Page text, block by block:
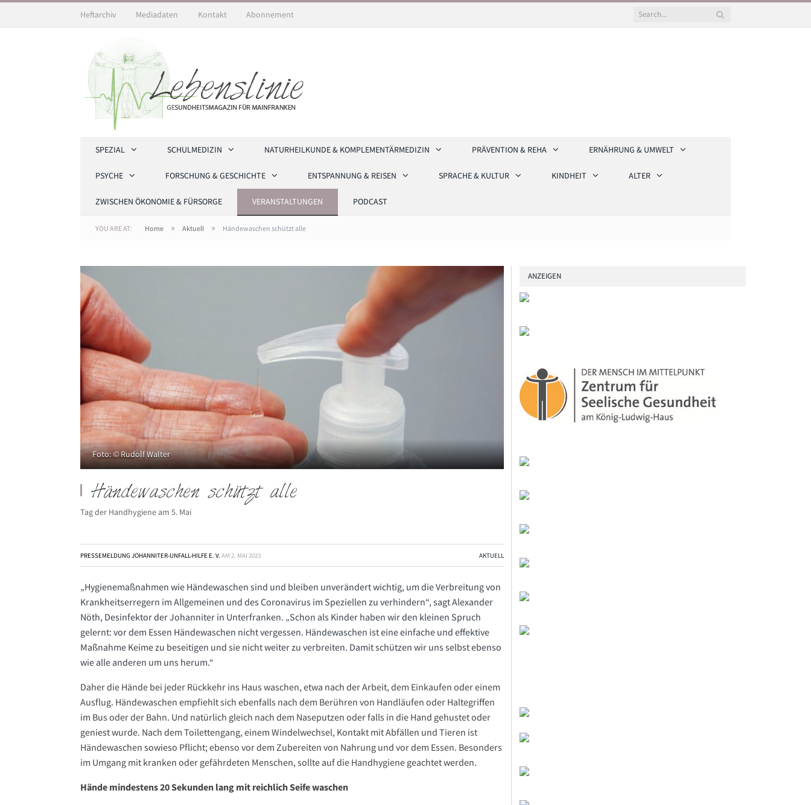
Heftarchiv Mediadaten Kontakt Abonnement
SPEZIAL SCHULMEDIZIN NATURHEILKUNDE & KOMPLEMENTÄRMEDIZIN PRÄVENTION & REHA ERNÄHRUNG & UMWELT
PSYCHE FORSCHUNG & GESCHICHTE ENTSPANNUNG & REISEN SPRACHE & KULTUR KINDHEIT ALTER
ZWISCHEN ÖKONOMIE & FÜRSORGE VERANSTALTUNGEN PODCAST
YOU ARE AT: Home » Aktuell » Händewaschen schützt alle
Foto: © Rudolf Walter
Händewaschen schützt alle
Tag der Handhygiene am 5. Mai
PRESSEMELDUNG JOHANNITER-UNFALL-HILFE E. V. AM 2. MAI 2023 AKTUELL
„Hygienemaßnahmen wie Händewaschen sind und bleiben unverändert wichtig, um die Verbreitung von
Krankheitserregern im Allgemeinen und des Coronavirus im Speziellen zu verhindern“, sagt Alexander
Nöth, Desinfektor der Johanniter in Unterfranken. „Schon als Kinder haben wir den kleinen Spruch
gelernt: vor dem Essen Händewaschen nicht vergessen. Händewaschen ist eine einfache und effektive
Maßnahme Keime zu beseitigen und sie nicht weiter zu verbreiten. Damit schützen wir uns selbst ebenso
wie alle anderen um uns herum.“
Daher die Hände bei jeder Rückkehr ins Haus waschen, etwa nach der Arbeit, dem Einkaufen oder einem
Ausflug. Händewaschen empfiehlt sich ebenfalls nach dem Berühren von Handläufen oder Haltegriffen
im Bus oder der Bahn. Und natürlich gleich nach dem Naseputzen oder falls in die Hand gehustet oder
geniest wurde. Nach dem Toilettengang, einem Windelwechsel, Kontakt mit Abfällen und Tieren ist
Händewaschen sowieso Pflicht; ebenso vor dem Zubereiten von Nahrung und vor dem Essen. Besonders
im Umgang mit kranken oder gefährdeten Menschen, sollte auf die Handhygiene geachtet werden.
Hände mindestens 20 Sekunden lang mit reichlich Seife waschen
ANZEIGEN